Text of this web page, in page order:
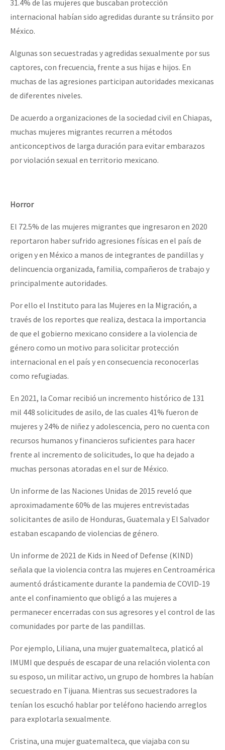
31.4% de las mujeres que buscaban protección
internacional habían sido agredidas durante su tránsito por
México.
Algunas son secuestradas y agredidas sexualmente por sus
captores, con frecuencia, frente a sus hijas e hijos. En
muchas de las agresiones participan autoridades mexicanas
de diferentes niveles.
De acuerdo a organizaciones de la sociedad civil en Chiapas,
muchas mujeres migrantes recurren a métodos
anticonceptivos de larga duración para evitar embarazos
por violación sexual en territorio mexicano.
Horror
El 72.5% de las mujeres migrantes que ingresaron en 2020
reportaron haber sufrido agresiones físicas en el país de
origen y en México a manos de integrantes de pandillas y
delincuencia organizada, familia, compañeros de trabajo y
principalmente autoridades.
Por ello el Instituto para las Mujeres en la Migración, a
través de los reportes que realiza, destaca la importancia
de que el gobierno mexicano considere a la violencia de
género como un motivo para solicitar protección
internacional en el país y en consecuencia reconocerlas
como refugiadas.
En 2021, la Comar recibió un incremento histórico de 131
mil 448 solicitudes de asilo, de las cuales 41% fueron de
mujeres y 24% de niñez y adolescencia, pero no cuenta con
recursos humanos y financieros suficientes para hacer
frente al incremento de solicitudes, lo que ha dejado a
muchas personas atoradas en el sur de México.
Un informe de las Naciones Unidas de 2015 reveló que
aproximadamente 60% de las mujeres entrevistadas
solicitantes de asilo de Honduras, Guatemala y El Salvador
estaban escapando de violencias de género.
Un informe de 2021 de Kids in Need of Defense (KIND)
señala que la violencia contra las mujeres en Centroamérica
aumentó drásticamente durante la pandemia de COVID-19
ante el confinamiento que obligó a las mujeres a
permanecer encerradas con sus agresores y el control de las
comunidades por parte de las pandillas.
Por ejemplo, Liliana, una mujer guatemalteca, platicó al
IMUMI que después de escapar de una relación violenta con
su esposo, un militar activo, un grupo de hombres la habían
secuestrado en Tijuana. Mientras sus secuestradores la
tenían los escuchó hablar por teléfono haciendo arreglos
para explotarla sexualmente.
Cristina, una mujer guatemalteca, que viajaba con su